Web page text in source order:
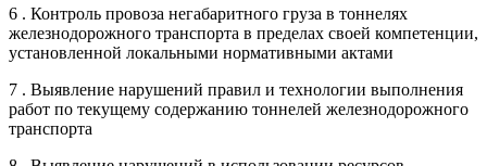
6 . Контроль провоза негабаритного груза в тоннелях
железнодорожного транспорта в пределах своей компетенции,
установленной локальными нормативными актами
7 . Выявление нарушений правил и технологии выполнения
работ по текущему содержанию тоннелей железнодорожного
транспорта